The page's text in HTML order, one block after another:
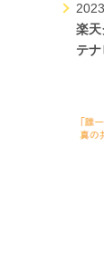
楽天
テナ